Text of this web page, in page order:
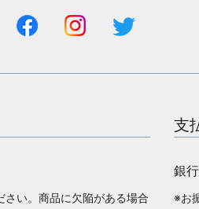
い。商品に欠陥がある場合
支
銀
※お